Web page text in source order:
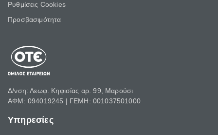
Ρυθμίσεις Cookies
Προσβασιμότητα
Δ/νση: Λεωφ. Κηφισίας αρ. 99, Μαρούσι
ΑΦΜ: 094019245 | ΓΕΜΗ: 001037501000
Υπηρεσίες